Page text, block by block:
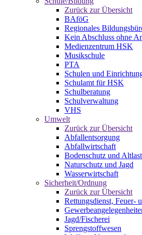
Zurück zur Übersicht
BAföG
Regionales
Kein Abschluss ohne
Medienzentrum HSK
Musikschule
PTA
Schulen und
Schulamt für HSK
Schulberatung
Schulverwaltung
VHS
Umwelt
Zurück zur Übersicht
Abfallentsorgung
Abfallwirtschaft
Bodenschutz und
Naturschutz und Jagd
Wasserwirtschaft
Sicherheit/Ordnung
Zurück zur Übersicht
Rettungsdienst, Feuer-
Jagd/Fischerei
Sprengstoffwesen